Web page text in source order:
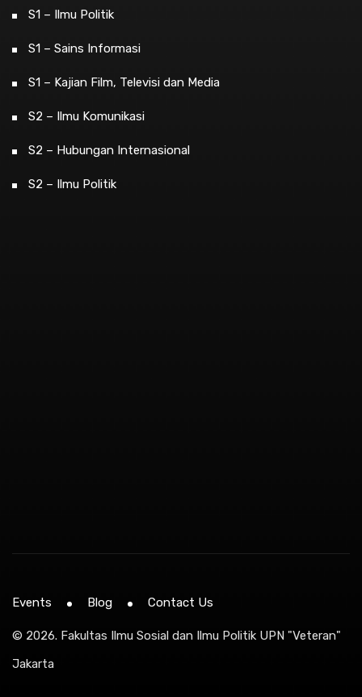
S1 – Ilmu Politik
S1 – Sains Informasi
S1 – Kajian Film, Televisi dan Media
S2 – Ilmu Komunikasi
S2 – Hubungan Internasional
S2 – Ilmu Politik
© 2026. Fakultas Ilmu Sosial dan Ilmu Politik UPN "Veteran"
Jakarta
Events Blog Contact Us